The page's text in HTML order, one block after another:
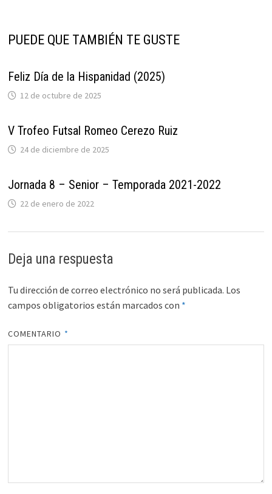
PUEDE QUE TAMBIÉN TE GUSTE
Feliz Día de la Hispanidad (2025)
12 de octubre de 2025
V Trofeo Futsal Romeo Cerezo Ruiz
24 de diciembre de 2025
Jornada 8 – Senior – Temporada 2021-2022
22 de enero de 2022
Deja una respuesta
Tu dirección de correo electrónico no será publicada. Los
campos obligatorios están marcados con *
COMENTARIO *